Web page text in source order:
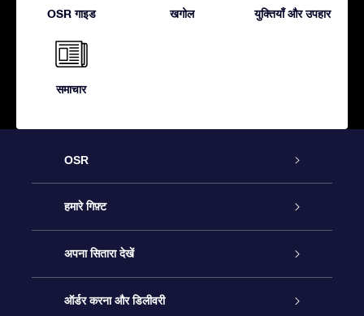
OSR गाइड खगोल युक्तियाँ और उपहार
समाचार
OSR
ग्राहक सेवा
हमसे संपर्क करें
ब्लॉग
हमारे गिफ़्ट
ऑनलाइन स्टार गिफ़्ट
OSR गिफ़्ट पैक
अपना सितारा देखें
स्टार रजिस्टर
ऑर्डर करना और डिलीवरी